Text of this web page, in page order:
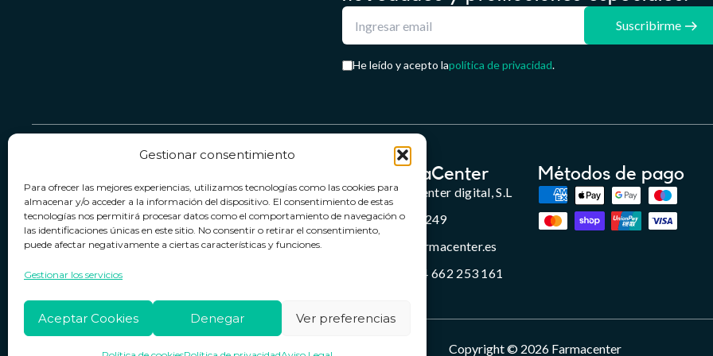
Gestionar consentimiento
Para ofrecer las mejores experiencias, utilizamos tecnologías como las cookies para
almacenar y/o acceder a la información del dispositivo. El consentimiento de estas
tecnologías nos permitirá procesar datos como el comportamiento de navegación o
las identificaciones únicas en este sitio. No consentir o retirar el consentimiento,
puede afectar negativamente a ciertas características y funciones.
Gestionar los servicios
Aceptar Cookies Denegar Ver preferencias
Suscribirme
He leído y acepto lapolítica de privacidad.
Contacto
Política de devoluciones
Horario de atención
Lun. a Vie.: 09:00h - 18:00h
Términos y condiciones
Política de privacidad
Política de cookies
FarmaCenter
Farmacenter digital, S.L
B24836249
info@farmacenter.es
Telf. +34 662 253 161
Métodos de pago
Copyright © 2026 Farmacenter